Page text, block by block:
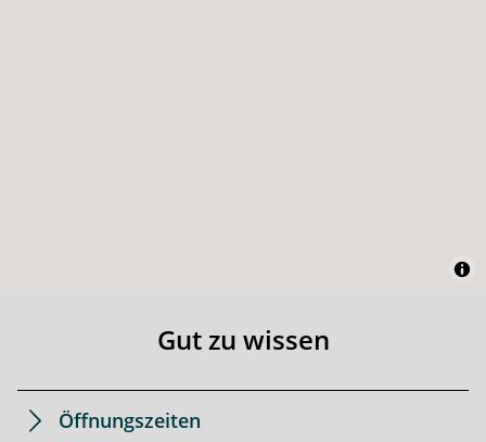
Gut zu wissen
Öffnungszeiten